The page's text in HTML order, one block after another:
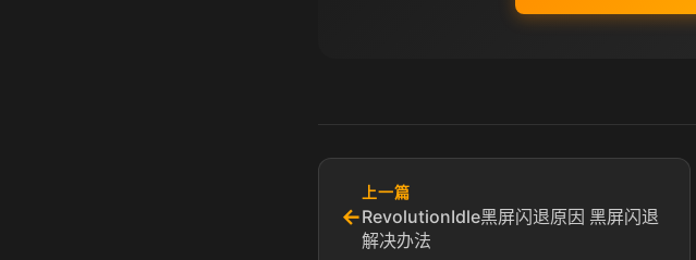
←
上一篇
RevolutionIdle黑屏闪退原因 黑屏闪退
解决办法